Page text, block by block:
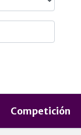
Competición